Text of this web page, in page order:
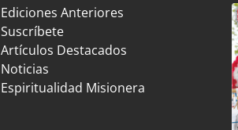
Ediciones Anteriores
Suscríbete
Artículos Destacados
Noticias
Espiritualidad Misionera